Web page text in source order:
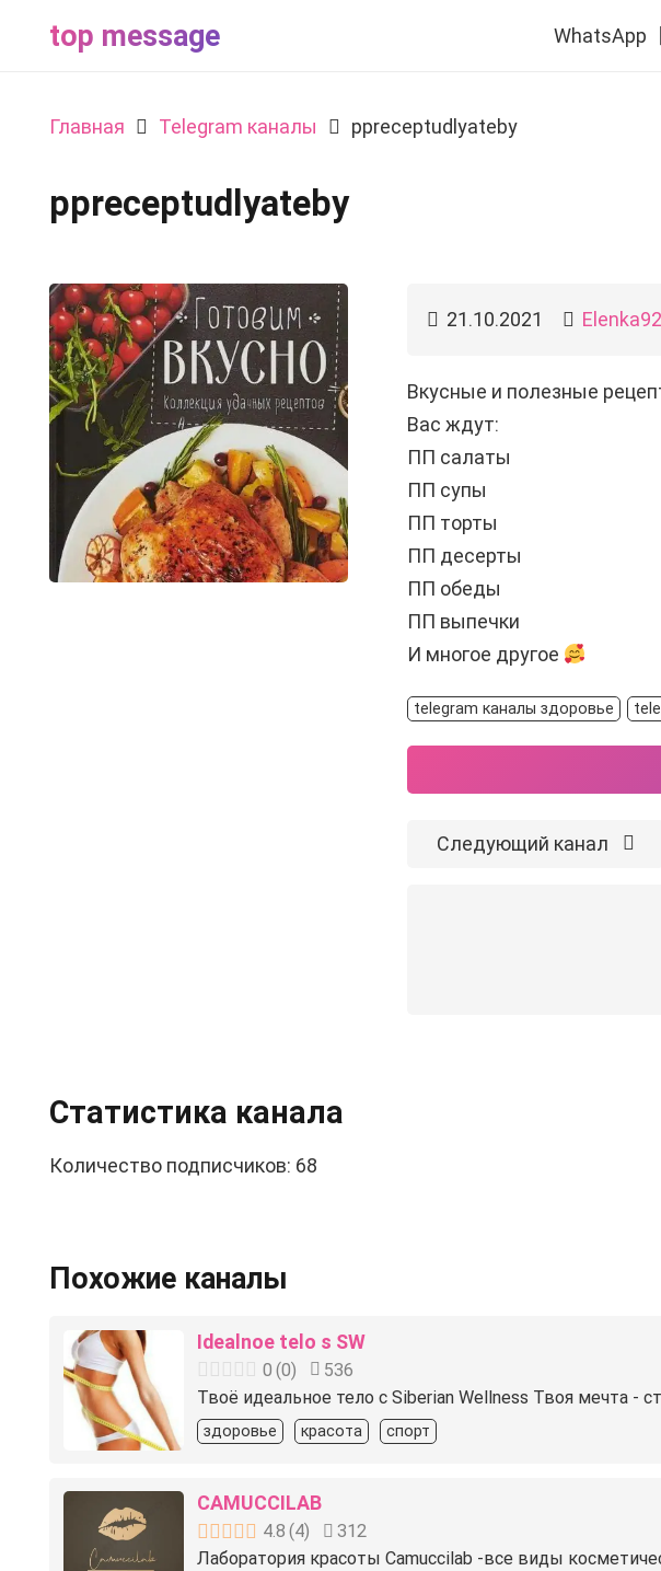
top message WhatsApp
Главная Telegram каналы ppreceptudlyateby
ppreceptudlyateby
21.10.2021 Elenka92
Вкусные и полезные
Вас ждут:
ПП салаты
ПП супы
ПП торты
ПП десерты
ПП обеды
ПП выпечки
И многое другое
telegram каналы здоровье
Следующий канал
Статистика канала
Количество подписчиков: 68
Похожие каналы
Idealnoe telo s SW
0 (0)
536
Твоё идеальное тело с Siberian Wellness Твоя мечта -
здоровье красота спорт
CAMUCCILAB
4.8 (4)
312
Лаборатория красоты Camuccilab -все виды